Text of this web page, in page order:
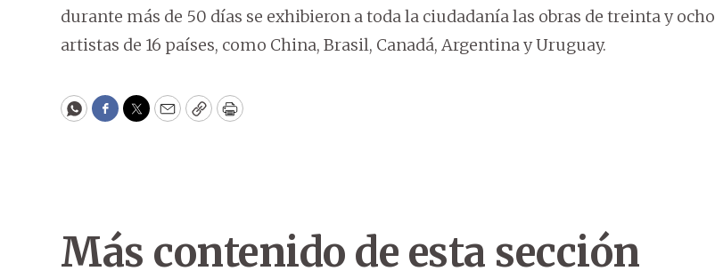
durante más de 50 días se exhibieron a toda la ciudadanía las obras de treinta y ocho
artistas de 16 países, como China, Brasil, Canadá, Argentina y Uruguay.
WhatsApp
Facebook
Twitter
EmailCopyPrint
Más contenido de esta sección